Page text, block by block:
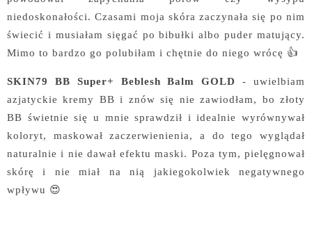
niedoskonałości. Czasami moja skóra zaczynała się po nim
świecić i musiałam sięgać po bibułki albo puder matujący.
Mimo to bardzo go polubiłam i chętnie do niego wrócę 👍
SKIN79 BB Super+ Beblesh Balm GOLD
- uwielbiam
azjatyckie kremy BB i znów się nie zawiodłam, bo złoty
BB świetnie się u mnie sprawdził i idealnie wyrównywał
koloryt, maskował zaczerwienienia, a do tego wyglądał
naturalnie i nie dawał efektu maski. Poza tym, pielęgnował
skórę i nie miał na nią jakiegokolwiek negatywnego
wpływu 😍